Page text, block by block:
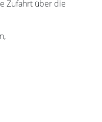
Zufahrt über die